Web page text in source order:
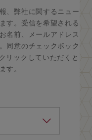
、弊社に関するニュー
す。受信を希望される
名前、メールアドレス
同意のチェックボック
リックしていただくと
す。